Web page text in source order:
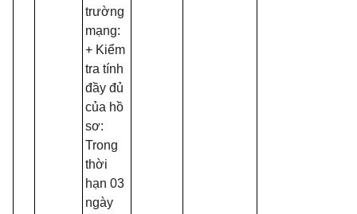
trường
mạng:
+ Kiểm
tra tính
đầy đủ
của hồ
sơ:
Trong
thời
hạn 03
ngày